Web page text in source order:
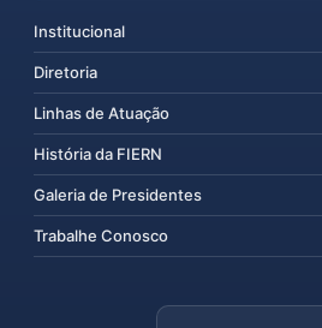
Institucional
Diretoria
Linhas de Atuação
História da FIERN
Galeria de Presidentes
Trabalhe Conosco